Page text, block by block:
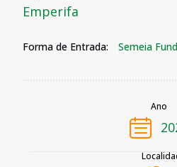
Emperifa
Forma de Entrada: Semeia
Ano